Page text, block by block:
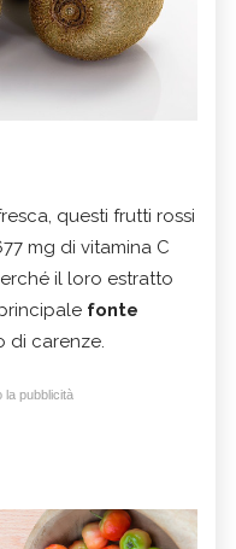
questi frutti rossi
mg di vitamina C
il loro estratto
fonte
di carenze.
la pubblicità